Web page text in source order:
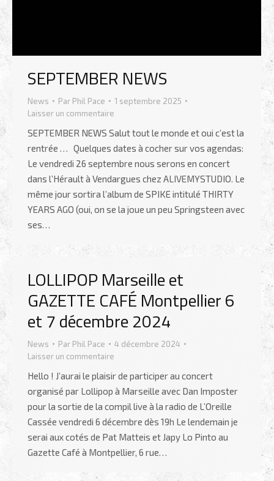
SEPTEMBER NEWS
News Par Phil Pace
1 septembre 2025
Laisser un commentaire
SEPTEMBER NEWS Salut tout le monde et oui c’est la
rentrée … Quelques dates à cocher sur vos agendas:
Le vendredi 26 septembre nous serons en concert
dans l’Hérault à Vendargues chez ALIVEMYSTUDIO. Le
même jour sortira l’album de SPIKE intitulé THIRTY
YEARS AGO (oui, on se la joue un peu Springsteen avec
ses…
LOLLIPOP Marseille et
GAZETTE CAFÉ Montpellier 6
et 7 décembre 2024
News Par Phil Pace
4 décembre 2024
Laisser un commentaire
Hello ! J’aurai le plaisir de participer au concert
organisé par Lollipop à Marseille avec Dan Imposter
pour la sortie de la compil live à la radio de L’Oreille
Cassée vendredi 6 décembre dès 19h Le lendemain je
serai aux cotés de Pat Matteis et Japy Lo Pinto au
Gazette Café à Montpellier, 6 rue…